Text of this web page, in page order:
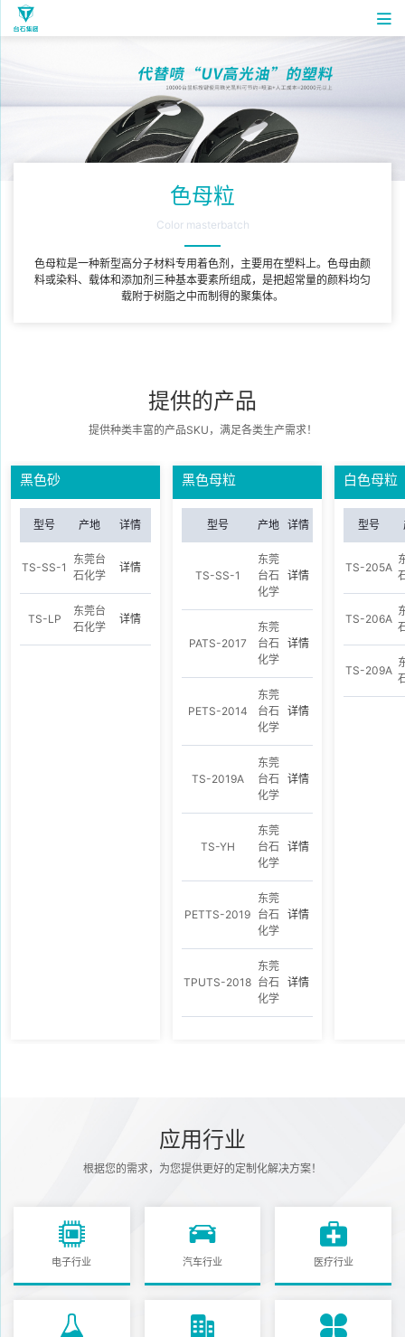
色母粒
Color masterbatch
色母粒是一种新型高分子材料专用着色剂，主要用在塑料上。色母由颜
料或染料、载体和添加剂三种基本要素所组成，是把超常量的颜料均匀
载附于树脂之中而制得的聚集体。
提供的产品
提供种类丰富的产品SKU，满足各类生产需求！
黑色砂
型号 产地 详情
TS-SS-1
东莞台
石化学
详情
TS-LP
东莞台
石化学
详情
黑色母粒
型号 产地 详情
TS-SS-1
东莞
台石
化学
详情
PATS-2017
东莞
台石
化学
详情
PETS-2014
东莞
台石
化学
详情
TS-2019A
东莞
台石
化学
详情
TS-YH
东莞
台石
化学
详情
PETTS-2019
东莞
台石
化学
详情
TPUTS-2018
东莞
台石
化学
详情
白色母粒
型号
TS-205A
TS-206A
TS-209A
应用行业
根据您的需求，为您提供更好的定制化解决方案！
电子行业 汽车行业 医疗行业